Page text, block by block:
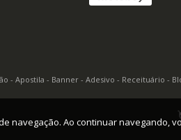
Apostila - Banner - Adesivo - Receituário -
navegação. Ao continuar navegando,